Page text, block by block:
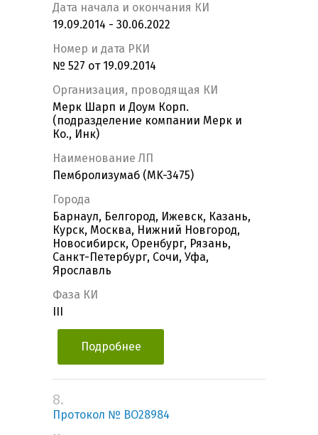
Дата начала и окончания КИ
19.09.2014 - 30.06.2022
Номер и дата РКИ
№ 527 от 19.09.2014
Организация, проводящая КИ
Мерк Шарп и Доум Корп.
(подразделение компании Мерк и
Ко., Инк)
Наименование ЛП
Пембролизумаб (MK-3475)
Города
Барнаул, Белгород, Ижевск, Казань,
Курск, Москва, Нижний Новгород,
Новосибирск, Оренбург, Рязань,
Санкт-Петербург, Сочи, Уфа,
Ярославль
Фаза КИ
Подробнее
8.
Протокол № ВО28984